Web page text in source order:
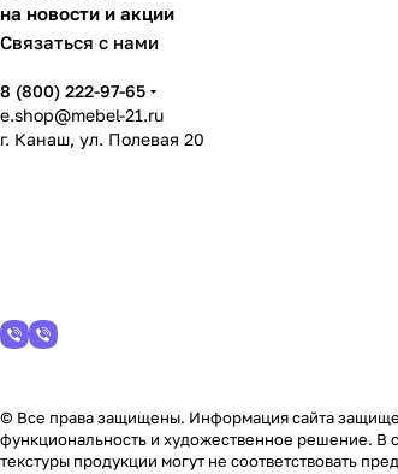
на новости и акции
Связаться с нами
8 (800) 222-97-65
e.shop@mebel-21.ru
г. Канаш, ул. Полевая 20
© Все права защищены. Информация сайта
функциональность и художественное решение. В
текстуры продукции могут не соответствовать